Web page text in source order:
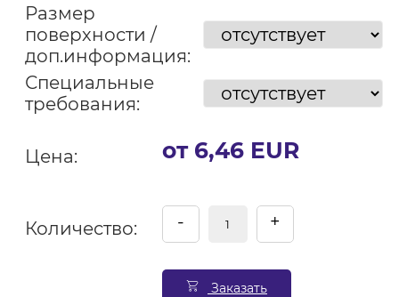
Размер
поверхности /
доп.информация:
Специальные
требования:
Цена: от 6,46 EUR
Количество: - +
Заказать